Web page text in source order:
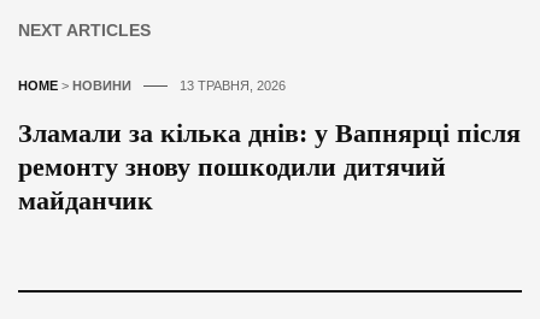
NEXT ARTICLES
HOME > НОВИНИ 13 ТРАВНЯ, 2026
Зламали за кілька днів: у Вапнярці після
ремонту знову пошкодили дитячий
майданчик